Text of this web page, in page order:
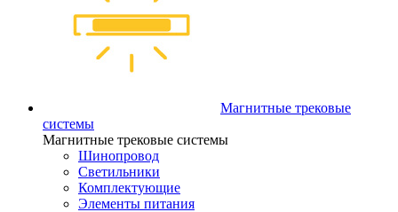
Магнитные трековые
системы
Магнитные трековые системы
Шинопровод
Светильники
Комплектующие
Элементы питания